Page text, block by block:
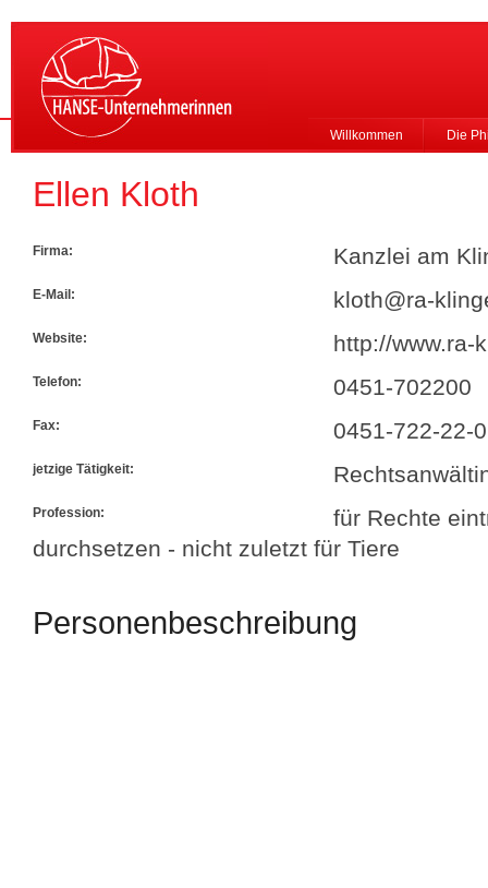
Willkommen Die
Ellen Kloth
Firma: Kanzlei am
E-Mail: kloth@ra-
Website: http://www.ra-
Telefon: 0451-702200
Fax: 0451-722-22-
jetzige Tätigkeit:
Profession:
für Rechte
durchsetzen - nicht zuletzt für Tiere
Personenbeschreibung